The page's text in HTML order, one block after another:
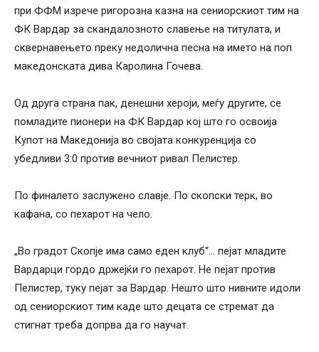
при ФФМ изрече ригорозна казна на сениорскиот тим на
ФК Вардар за скандалозното славење на титулата, и
сквернавењето преку недолична песна на името на поп
македонската дива Каролина Гочева.
Од друга страна пак, денешни хероји, меѓу другите, се
помладите пионери на ФК Вардар кој што го освоија
Купот на Македонија во својата конкуренција со
убедливи 3:0 против вечниот ривал Пелистер.
По финалето заслужено славје. По скопски терк, во
кафана, со пехарот на чело.
„Во градот Скопје има само еден клуб“… пејат младите
Вардарци гордо држејќи го пехарот. Не пејат против
Пелистер, туку пејат за Вардар. Нешто што нивните идоли
од сениорскиот тим каде што децата се стремат да
стигнат треба допрва да го научат.